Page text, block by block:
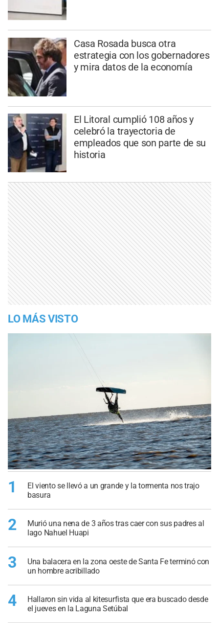
Casa Rosada busca otra
estrategia con los gobernadores
y mira datos de la economía
El Litoral cumplió 108 años y
celebró la trayectoria de
empleados que son parte de su
historia
LO MÁS VISTO
1
El viento se llevó a un grande y la tormenta nos trajo
basura
2
Murió una nena de 3 años tras caer con sus padres al
lago Nahuel Huapi
3
Una balacera en la zona oeste de Santa Fe terminó con
un hombre acribillado
4
Hallaron sin vida al kitesurfista que era buscado desde
el jueves en la Laguna Setúbal